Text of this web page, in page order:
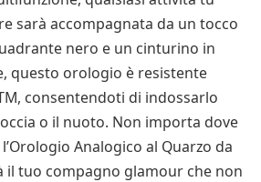
sarà accompagnata da un tocco
nero e un cinturino in
questo orologio è resistente
consentendoti di indossarlo
o il nuoto. Non importa dove
Analogico al Quarzo da
il tuo compagno glamour che non